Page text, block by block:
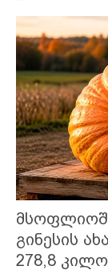
გინესის
278,8